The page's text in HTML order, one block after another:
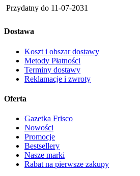
Przydatny do 11-07-2031
Dostawa
Koszt i obszar dostawy
Metody Płatności
Terminy dostawy
Reklamacje i zwroty
Oferta
Gazetka Frisco
Nowości
Promocje
Bestsellery
Nasze marki
Rabat na pierwsze zakupy